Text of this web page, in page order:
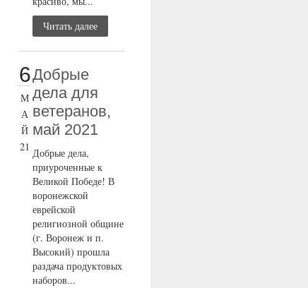
Читать далее
6
М
А
Й
21
Добрые
дела для
ветеранов,
май 2021
Добрые дела,
приуроченные к
Великой Победе! В
воронежской
еврейской
религиозной общине
(г. Воронеж и п.
Высокий) прошла
раздача продуктовых
наборов...